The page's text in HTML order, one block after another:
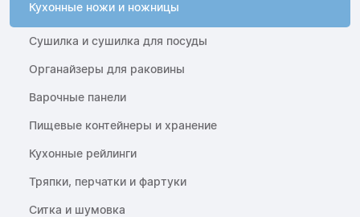
Кухонные ножи и ножницы
Сушилка и сушилка для посуды
Органайзеры для раковины
Варочные панели
Пищевые контейнеры и хранение
Кухонные рейлинги
Тряпки, перчатки и фартуки
Ситка и шумовка